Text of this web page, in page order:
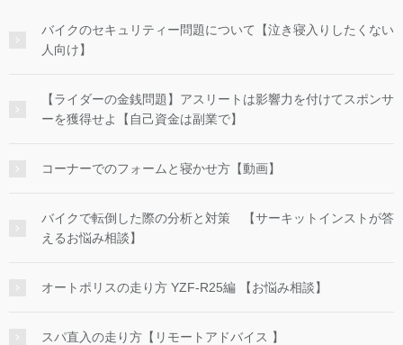
バイクのセキュリティー問題について【泣き寝入りしたくない
人向け】
【ライダーの金銭問題】アスリートは影響力を付けてスポンサ
ーを獲得せよ【自己資金は副業で】
コーナーでのフォームと寝かせ方【動画】
バイクで転倒した際の分析と対策 【サーキットインストが答
えるお悩み相談】
オートポリスの走り方 YZF-R25編 【お悩み相談】
スパ直入の走り方【リモートアドバイス 】